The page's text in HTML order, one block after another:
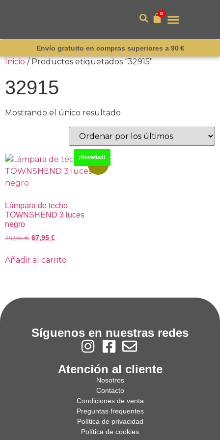
0
Envío gratuito en compras superiores a 90 €
Inicio/ Productos etiquetados “32915”
32915
Mostrando el único resultado
¡Novedad!
Lámpara de techo
TOWNSHEND 3 luces
negro
79,95€ 67,95 €
Añadir al carrito
Síguenos en nuestras redes
Atención al cliente
Nosotros
Contacto
Condiciones de venta
Preguntas frequentes
Política de privacidad
Política de cookies